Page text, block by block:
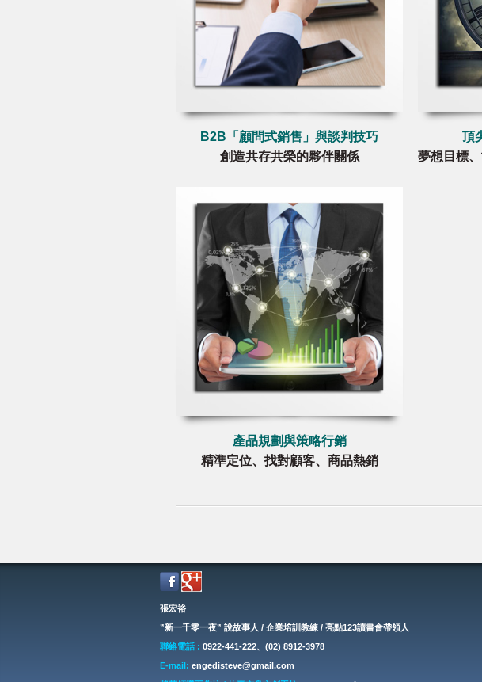
B2B「顧問式銷售」與談判技巧
創造共存共榮的夥伴關係
頂
夢想目標、
產品規劃與策略行銷
精準定位、找對顧客、商品熱銷
張宏裕
”新一千零一夜” 說故事人 / 企業培訓教練 / 亮點123讀書會帶領人
聯絡電話 : 0922-441-222、(02) 8912-3978
E-mail: engedisteve@gmail.com